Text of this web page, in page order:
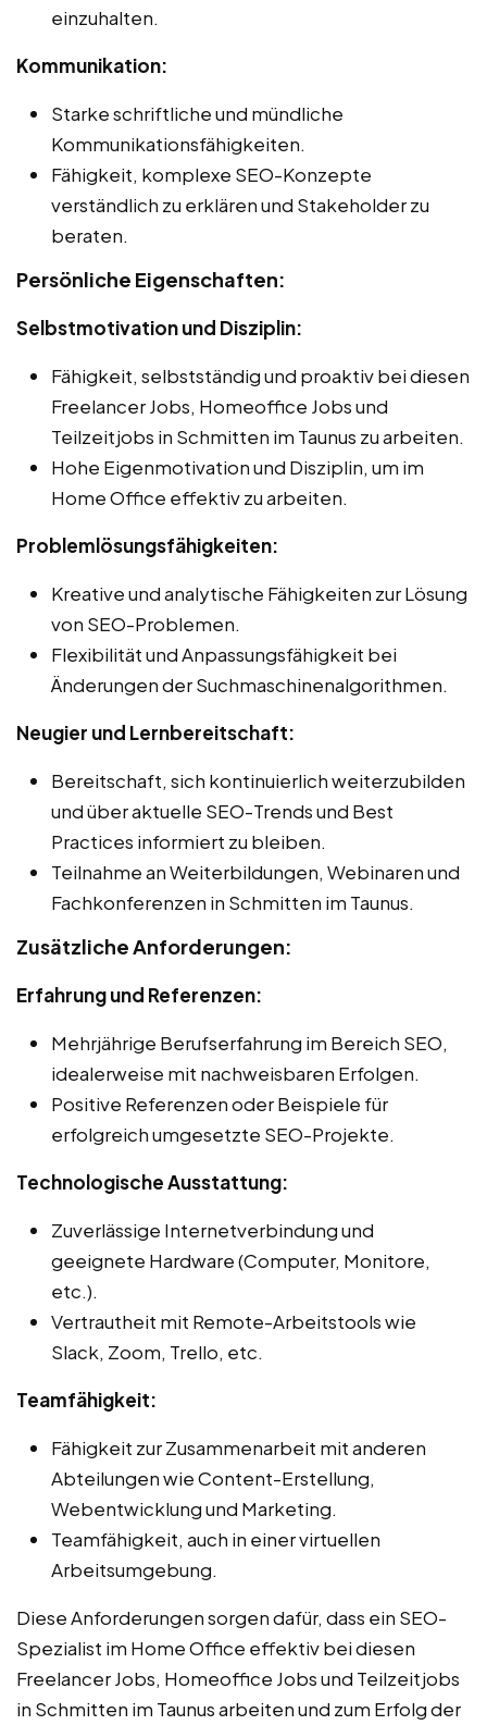
einzuhalten.
Kommunikation:
Starke schriftliche und mündliche
Kommunikationsfähigkeiten.
Fähigkeit, komplexe SEO-Konzepte
verständlich zu erklären und Stakeholder zu
beraten.
Persönliche Eigenschaften:
Selbstmotivation und Disziplin:
Fähigkeit, selbstständig und proaktiv bei diesen
Freelancer Jobs, Homeoffice Jobs und
Teilzeitjobs in Schmitten im Taunus zu arbeiten.
Hohe Eigenmotivation und Disziplin, um im
Home Office effektiv zu arbeiten.
Problemlösungsfähigkeiten:
Kreative und analytische Fähigkeiten zur Lösung
von SEO-Problemen.
Flexibilität und Anpassungsfähigkeit bei
Änderungen der Suchmaschinenalgorithmen.
Neugier und Lernbereitschaft:
Bereitschaft, sich kontinuierlich weiterzubilden
und über aktuelle SEO-Trends und Best
Practices informiert zu bleiben.
Teilnahme an Weiterbildungen, Webinaren und
Fachkonferenzen in Schmitten im Taunus.
Zusätzliche Anforderungen:
Erfahrung und Referenzen:
Mehrjährige Berufserfahrung im Bereich SEO,
idealerweise mit nachweisbaren Erfolgen.
Positive Referenzen oder Beispiele für
erfolgreich umgesetzte SEO-Projekte.
Technologische Ausstattung:
Zuverlässige Internetverbindung und
geeignete Hardware (Computer, Monitore,
etc.).
Vertrautheit mit Remote-Arbeitstools wie
Slack, Zoom, Trello, etc.
Teamfähigkeit:
Fähigkeit zur Zusammenarbeit mit anderen
Abteilungen wie Content-Erstellung,
Webentwicklung und Marketing.
Teamfähigkeit, auch in einer virtuellen
Arbeitsumgebung.
Diese Anforderungen sorgen dafür, dass ein SEO-
Spezialist im Home Office effektiv bei diesen
Freelancer Jobs, Homeoffice Jobs und Teilzeitjobs
in Schmitten im Taunus arbeiten und zum Erfolg der